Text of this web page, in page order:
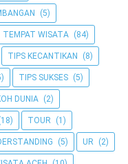
(5)
TEMPAT WISATA (84)
TIPS KECANTIKAN (8)
TIPS SUKSES (5)
DUNIA (2)
TOUR (1)
(5) UR (2)